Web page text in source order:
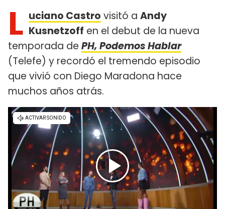
L uciano Castro visitó a Andy
Kusnetzoff en el debut de la nueva
temporada de PH, Podemos Hablar
(Telefe) y recordó el tremendo episodio
que vivió con Diego Maradona hace
muchos años atrás.